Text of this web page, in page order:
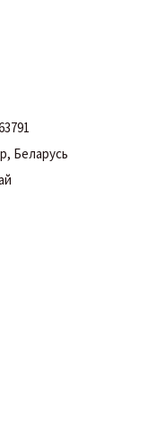
Беларусь